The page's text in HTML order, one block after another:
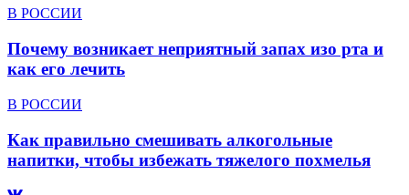
В РОССИИ
Почему возникает неприятный запах изо рта и
как его лечить
В РОССИИ
Как правильно смешивать алкогольные
напитки, чтобы избежать тяжелого похмелья